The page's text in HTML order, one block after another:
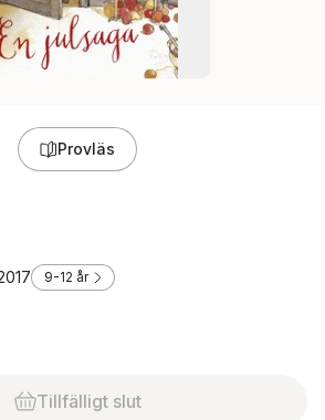
Provläs
9-12 år
antal röster:
Tillfälligt slut